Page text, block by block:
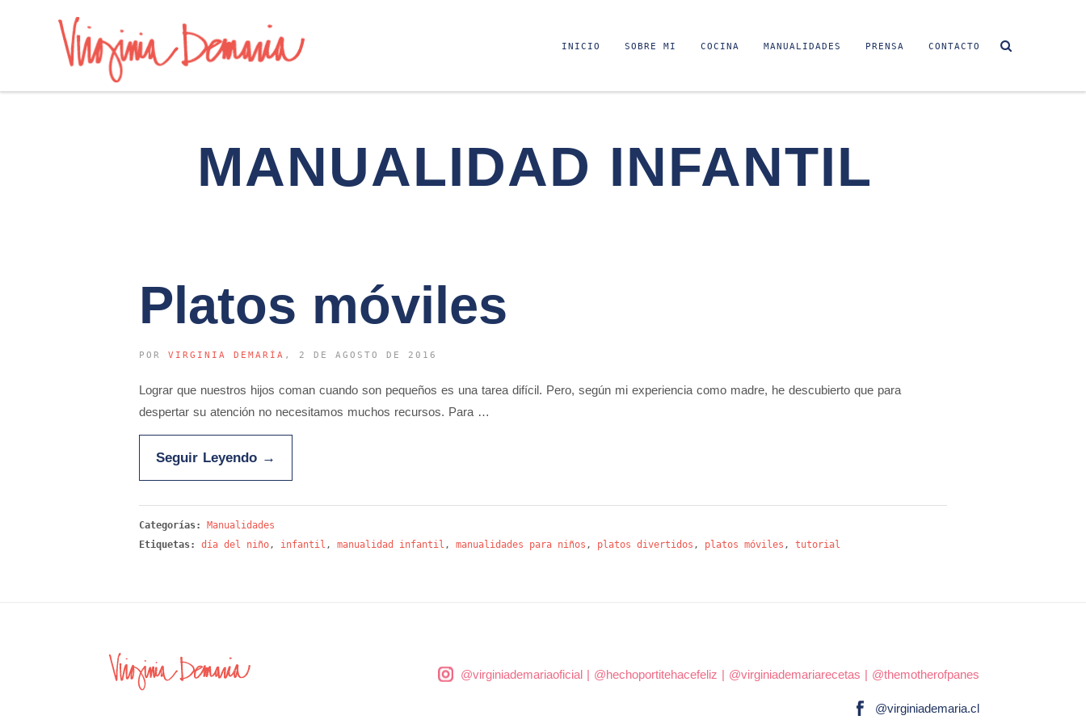
INICIO SOBRE MI COCINA MANUALIDADES PRENSA CONTACTO
MANUALIDAD INFANTIL
Platos móviles
POR VIRGINIA DEMARÍA , 2 DE AGOSTO DE 2016
Lograr que nuestros hijos coman cuando son pequeños es una tarea difícil. Pero, según mi experiencia como madre, he descubierto que para
despertar su atención no necesitamos muchos recursos. Para …
Seguir Leyendo →
Categorías: Manualidades
Etiquetas:
día del niño, infantil , manualidad infantil , manualidades para niños , platos divertidos , platos móviles , tutorial
@virginiademariaoficial| @hechoportitehacefeliz | @virginiademariarecetas | @themotherofpanes
@virginiademaria.cl